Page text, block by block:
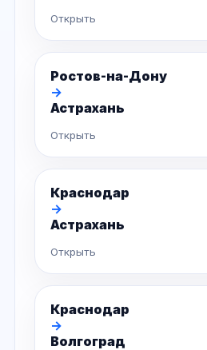
Открыть
Ростов-на-Дону
→
Астрахань
Открыть
Краснодар
→
Астрахань
Открыть
Краснодар
→
Волгоград